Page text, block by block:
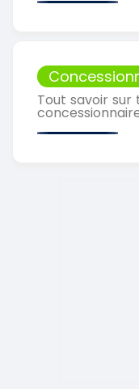
Tout savoir sur